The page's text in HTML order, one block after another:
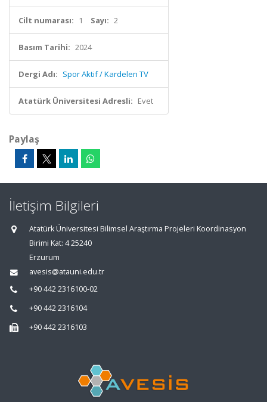
Cilt numarası: 1 Sayı: 2
Basım Tarihi: 2024
Dergi Adı: Spor Aktif / Kardelen TV
Atatürk Üniversitesi Adresli: Evet
Paylaş
İletişim Bilgileri
Atatürk Üniversitesi Bilimsel Araştırma Projeleri Koordinasyon
Birimi Kat: 4 25240
Erzurum
avesis@atauni.edu.tr
+90 442 2316100-02
+90 442 2316104
+90 442 2316103